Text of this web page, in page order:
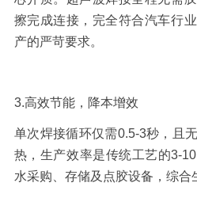
擦完成连接，完全符合汽车行
产的严苛要求。
3.高效节能，降本增效
单次焊接循环仅需0.5-3秒，且
热，生产效率是传统工艺的3-10
水采购、存储及点胶设备，综合